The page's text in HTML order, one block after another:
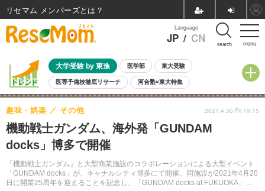
menu
Language
JP / CN search
大学受験 by 東進 医学部 東大受験
医専予備校徹底リサーチ 河合塾×東大特集
親子で考える大学選び 高校受験 中学受験 小学校受験
共通テスト 夏休み
8月開催イベント・WS 全国公立高校 過去問 人気記事
自由研究教材（小学生向け） 自由研究教材（中学生向け）
機動戦士ガンダム、海外発「GUNDAM
docks」博多で開催
『機動戦士ガンダム』と大型商業施設のコラボレーションによる大型イベント
「GUNDAM docks」が、キャナルシティ博多にて開催。同施設が2021年4月20
日に開業25周年を迎えることを記念し、「GUNDAM docks at FUKUOKA」と
趣味・娯楽 その他 2021.4.30 Fri 19:15
リセマム メンバーズ